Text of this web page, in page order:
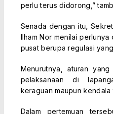
perlu terus didorong,”
Senada dengan itu,
Ilham Nor menilai
pusat berupa regulasi
Menurutnya, aturan
pelaksanaan di
keraguan maupun kendala
Dalam pertemuan